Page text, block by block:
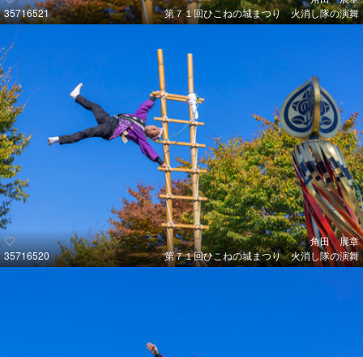
35716521
第７１回ひこねの城まつり 火消し隊の演舞
35716520
角田 展章
第７１回ひこねの城まつり 火消し隊の演舞